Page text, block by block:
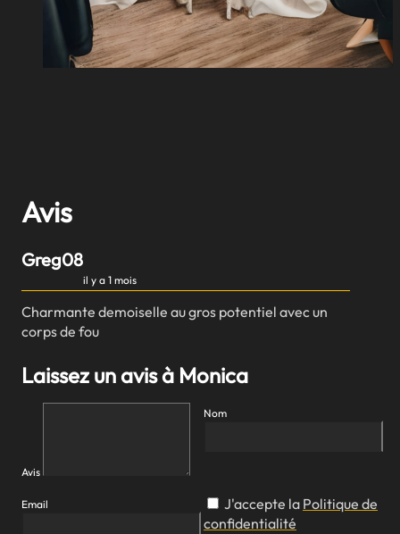
Avis
Greg08
il y a 1 mois
Charmante demoiselle au gros potentiel avec un
corps de fou
Laissez un avis à Monica
Avis
Nom
Email J'accepte la Politique de
confidentialité